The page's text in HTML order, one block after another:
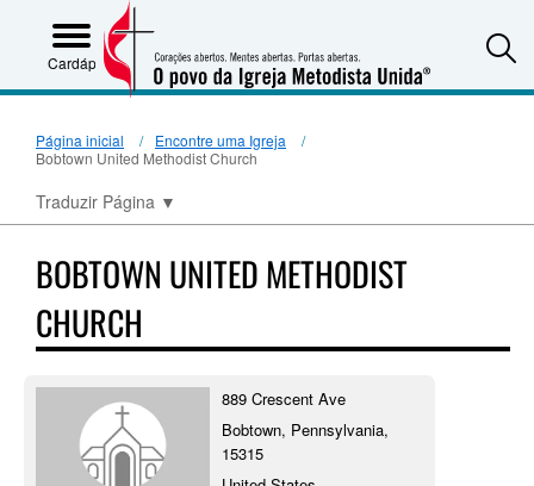
Cardápio
Página inicial
Encontre uma Igreja
Bobtown United Methodist Church
Traduzir Página ▼
BOBTOWN UNITED METHODIST
CHURCH
889 Crescent Ave
Bobtown, Pennsylvania,
15315